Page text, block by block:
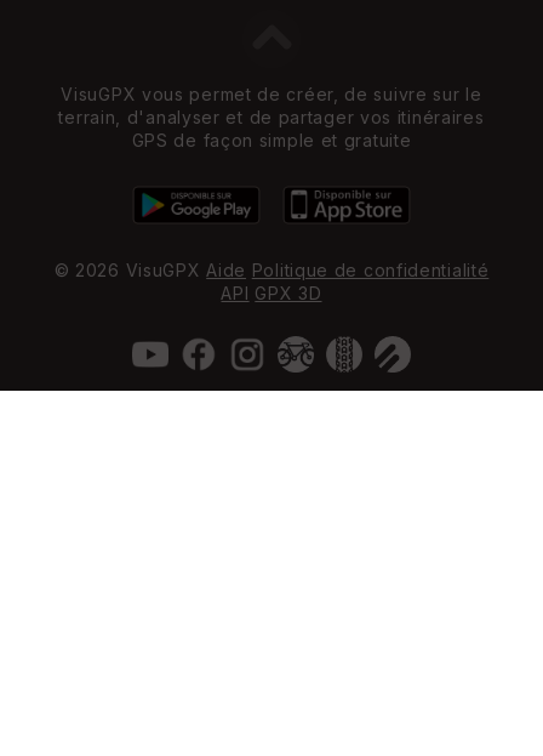
VisuGPX vous permet de créer, de suivre sur le
terrain, d'analyser et de partager vos itinéraires
GPS de façon simple et gratuite
© 2026 VisuGPX Aide Politique de confidentialité
API GPX 3D